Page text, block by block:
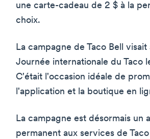
une carte-cadeau de 2 $ à la
choix.
La campagne de Taco Bell
Journée internationale du Taco
C'était l'occasion idéale de
l'application et la boutique en
La campagne est désormais un
permanent aux services de